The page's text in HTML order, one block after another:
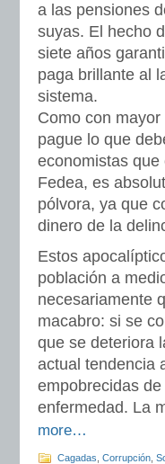
a las pensiones
suyas. El hecho
siete años
paga brillante al
sistema.
Como con
pague lo que
economistas
Fedea, es
pólvora, ya que
dinero de la
Estos
población a
necesariamente
macabro: si se
que se deteriora
actual tendencia
empobrecidas
enfermedad. La
more…
Cagadas Corrupción